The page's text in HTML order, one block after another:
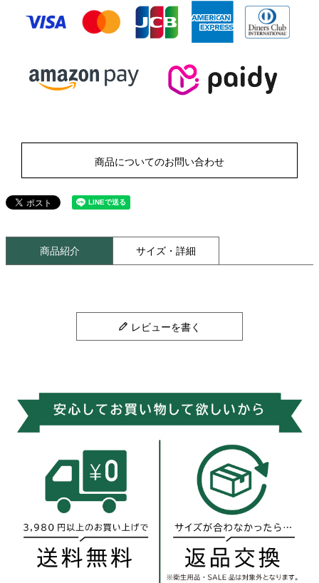
商品についてのお問い合わせ
商品紹介 サイズ・詳細
レビューを書く